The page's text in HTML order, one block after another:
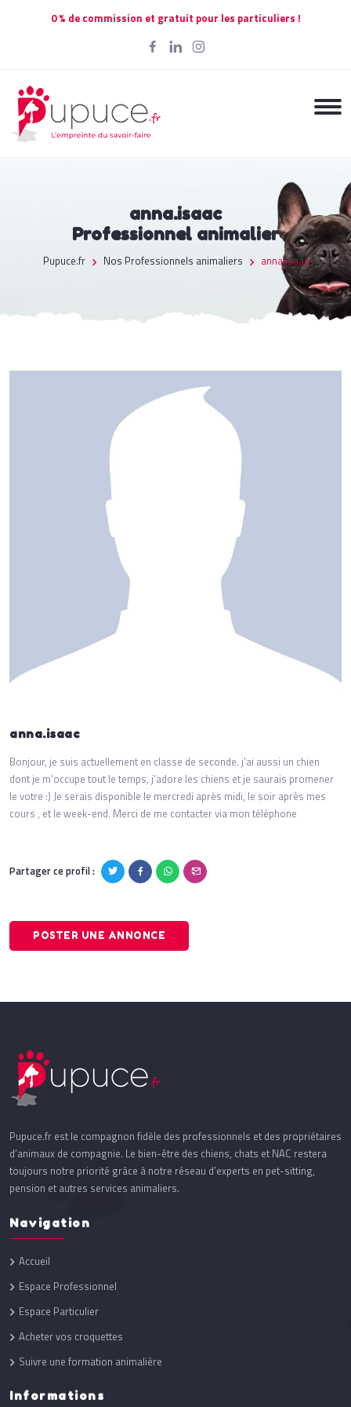
0 % de commission et gratuit pour les particuliers !
anna.isaac
Professionnel animalier
Pupuce.fr Nos Professionnels animaliers anna.isaac
anna.isaac
Bonjour, je suis actuellement en classe de seconde. j’ai aussi un chien
dont je m’occupe tout le temps, j’adore les chiens et je saurais promener
le votre :) Je serais disponible le mercredi après midi, le soir après mes
cours , et le week-end. Merci de me contacter via mon téléphone
Partager ce profil :
POSTER UNE ANNONCE
Pupuce.fr est le compagnon fidèle des professionnels et des propriétaires
d’animaux de compagnie. Le bien-être des chiens, chats et NAC restera
toujours notre priorité grâce à notre réseau d’experts en pet-sitting,
pension et autres services animaliers.
Navigation
Accueil
Espace Professionnel
Espace Particulier
Acheter vos croquettes
Suivre une formation animalière
Informations